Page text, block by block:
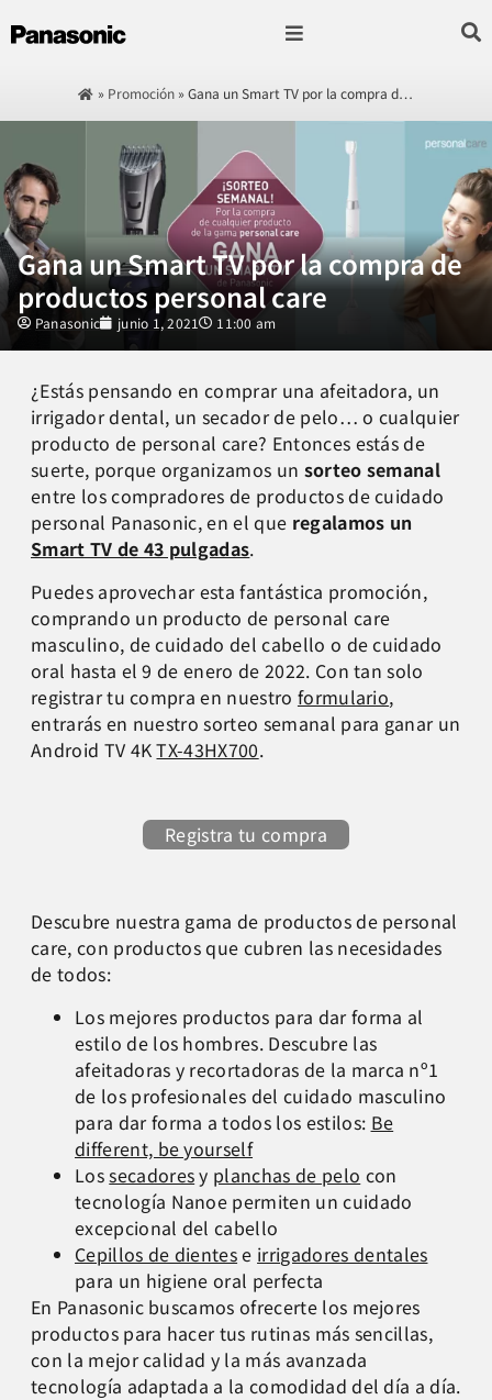
» Promoción»Gana un Smart TV por la compra d…
Gana un Smart TV por la compra de
productos personal care
Panasonic junio 1, 2021 11:00 am
¿Estás pensando en comprar una afeitadora, un
irrigador dental, un secador de pelo… o cualquier
producto de personal care? Entonces estás de
suerte, porque organizamos un sorteo semanal
entre los compradores de productos de cuidado
personal Panasonic, en el que regalamos un
Smart TV de 43 pulgadas.
Puedes aprovechar esta fantástica promoción,
comprando un producto de personal care
masculino, de cuidado del cabello o de cuidado
oral hasta el 9 de enero de 2022. Con tan solo
registrar tu compra en nuestro formulario,
entrarás en nuestro sorteo semanal para ganar un
Android TV 4KTX-43HX700.
Registra tu compra
Descubre nuestra gama de productos de personal
care, con productos que cubren las necesidades
de todos:
Los mejores productos para dar forma al
estilo de los hombres. Descubre las
afeitadoras y recortadoras de la marca nº1
de los profesionales del cuidado masculino
para dar forma a todos los estilos: Be
different, be yourself
Lossecadoresy planchas de pelo con
tecnología Nanoe permiten un cuidado
excepcional del cabello
Cepillos de dientese irrigadores dentales
para un higiene oral perfecta
En Panasonic buscamos ofrecerte los mejores
productos para hacer tus rutinas más sencillas,
con la mejor calidad y la más avanzada
tecnología adaptada a la comodidad del día a día.